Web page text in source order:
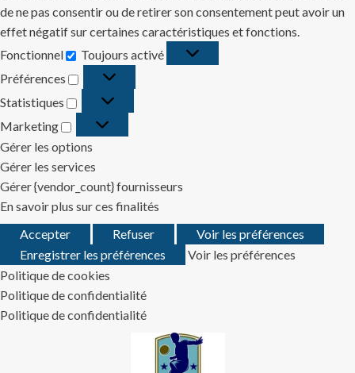
de ne pas consentir ou de retirer son consentement peut avoir un
effet négatif sur certaines caractéristiques et fonctions.
Fonctionnel
Fonctionnel
Toujours activé
Préférences
Préférences
Statistiques
Statistiques
Marketing
Marketing
Gérer les options
Gérer les services
Gérer {vendor_count} fournisseurs
En savoir plus sur ces finalités
Accepter
Refuser
Voir les préférences
Enregistrer les préférences
Voir les préférences
Politique de cookies
Politique de confidentialité
Politique de confidentialité